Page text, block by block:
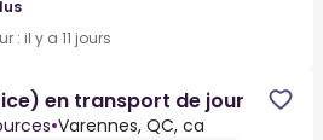
: il y a 11 jours
en transport de jour
•Varennes, QC, ca